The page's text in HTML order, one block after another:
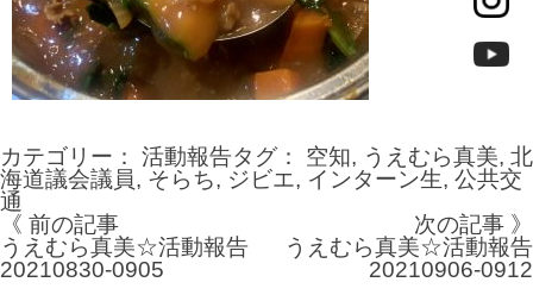
カテゴリー： 活動報告タグ： 空知, うえむら真美, 北
海道議会議員, そらち, ジビエ, インターン生, 公共交
通
投
稿
《 前の記事
うえむら真美☆活動報告
20210830-0905
次の記事 》
うえむら真美☆活動報告
20210906-0912